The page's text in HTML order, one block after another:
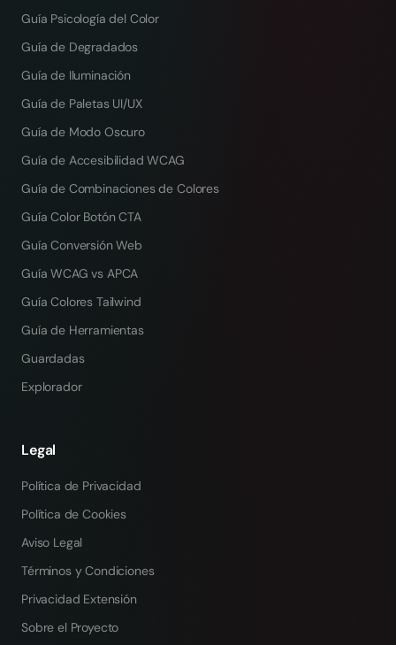
Guía Psicología del Color
Guía de Degradados
Guía de Iluminación
Guía de Paletas UI/UX
Guía de Modo Oscuro
Guía de Accesibilidad WCAG
Guía de Combinaciones de Colores
Guía Color Botón CTA
Guía Conversión Web
Guía WCAG vs APCA
Guía Colores Tailwind
Guía de Herramientas
Guardadas
Explorador
Legal
Política de Privacidad
Política de Cookies
Aviso Legal
Términos y Condiciones
Privacidad Extensión
Sobre el Proyecto